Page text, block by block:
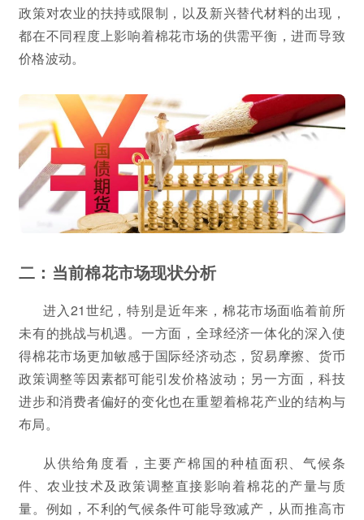
政策对农业的扶持或限制，以及新兴替代材料的出现，
都在不同程度上影响着棉花市场的供需平衡，进而导致
价格波动。
二：当前棉花市场现状分析
进入21世纪，特别是近年来，棉花市场面临着前所
未有的挑战与机遇。一方面，全球经济一体化的深入使
得棉花市场更加敏感于国际经济动态，贸易摩擦、货币
政策调整等因素都可能引发价格波动；另一方面，科技
进步和消费者偏好的变化也在重塑着棉花产业的结构与
布局。
从供给角度看，主要产棉国的种植面积、气候条
件、农业技术及政策调整直接影响着棉花的产量与质
量。例如，不利的气候条件可能导致减产，从而推高市